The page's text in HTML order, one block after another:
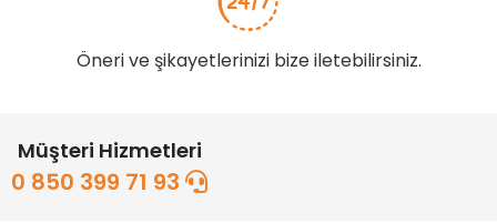
Öneri ve şikayetlerinizi bize iletebilirsiniz.
Müşteri Hizmetleri
0 850 399 71 93